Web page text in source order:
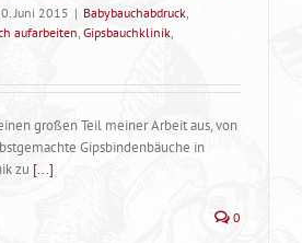
Juni 2015 | Babybauchabdruck,
aufarbeiten, Gipsbauchklinik,
großen Teil meiner Arbeit aus, von
Gipsbindenbäuche in
zu [...]
0